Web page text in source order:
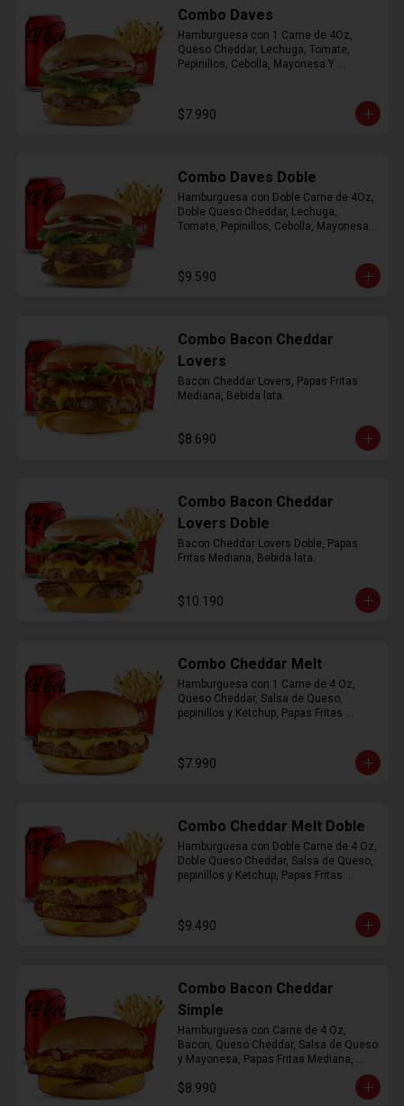
Combo Daves
Hamburguesa con 1 Carne de 4Oz,
Queso Cheddar, Lechuga, Tomate,
Pepinillos, Cebolla, Mayonesa Y
$7.990
Combo Daves Doble
Hamburguesa con Doble Carne de 4Oz,
Doble Queso Cheddar, Lechuga,
Tomate, Pepinillos, Cebolla, Mayonesa y
$9.590
Combo Bacon Cheddar
Lovers
Bacon Cheddar Lovers, Papas Fritas
Mediana, Bebida lata.
$8.690
Combo Bacon Cheddar
Lovers Doble
Bacon Cheddar Lovers Doble, Papas
Fritas Mediana, Bebida lata.
$10.190
Combo Cheddar Melt
Hamburguesa con 1 Carne de 4 Oz,
Queso Cheddar, Salsa de Queso,
pepinillos y Ketchup, Papas Fritas
$7.990
Combo Cheddar Melt Doble
Hamburguesa con Doble Carne de 4 Oz,
Doble Queso Cheddar, Salsa de Queso,
pepinillos y Ketchup, Papas Fritas
$9.490
Combo Bacon Cheddar
Simple
Hamburguesa con Carne de 4 Oz,
Bacon, Queso Cheddar, Salsa de Queso
y Mayonesa, Papas Fritas Mediana,
$8.990